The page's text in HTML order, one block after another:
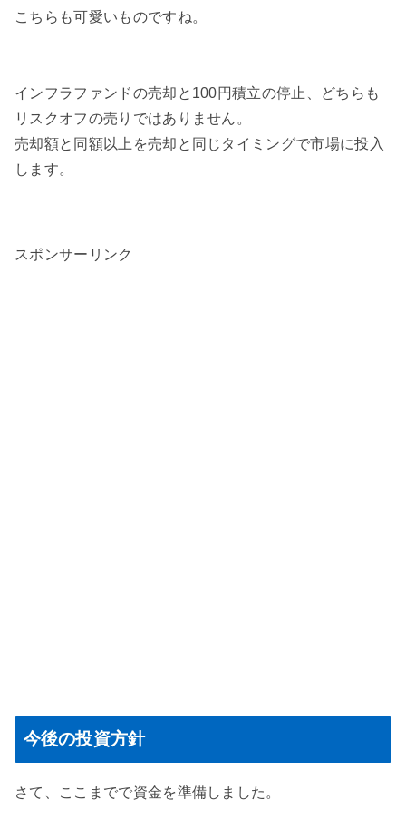
こちらも可愛いものですね。
インフラファンドの売却と100円積立の停止、どちらも
リスクオフの売りではありません。
売却額と同額以上を売却と同じタイミングで市場に投入
します。
スポンサーリンク
今後の投資方針
さて、ここまでで資金を準備しました。